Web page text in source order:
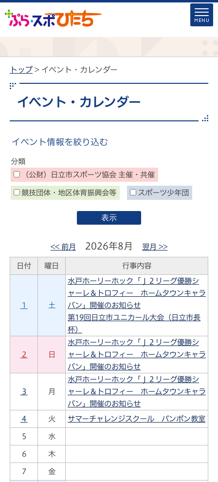
トップ > イベント・カレンダー
イベント・カレンダー
イベント情報を絞り込む
分類
（公財）日立市スポーツ協会 主催・共催
競技団体・地区体育振興会等 スポーツ少年団
<< 前月 2026年8月 翌月 >>
日付 曜日 行事内容
１ 土
水戸ホーリーホック「Ｊ２リーグ優勝シ
ャーレ＆トロフィー ホームタウンキャラ
バン」開催のお知らせ
第19回日立市ユニカール大会（日立市長
杯）
２ 日
水戸ホーリーホック「Ｊ２リーグ優勝シ
ャーレ＆トロフィー ホームタウンキャラ
バン」開催のお知らせ
３ 月
水戸ホーリーホック「Ｊ２リーグ優勝シ
ャーレ＆トロフィー ホームタウンキャラ
バン」開催のお知らせ
４
火 サマーチャレンジスクール パンポン教室
５ 水
６ 木
７ 金